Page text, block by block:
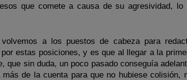
que comete a causa de su agresividad, lo
a los puestos de cabeza para
estas posiciones, y es que al llegar a la
que sin duda, un poco pasado conseguía
de la cuenta para que no hubiese colisión,